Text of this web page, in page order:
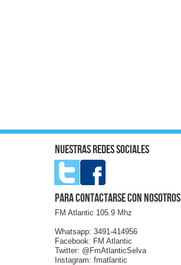
Nuestras redes sociales
Para contactarse con nosotros
FM Atlantic 105.9 Mhz
Whatsapp: 3491-414956
Facebook: FM Atlantic
Twitter: @FmAtlanticSelva
Instagram: fmatlantic